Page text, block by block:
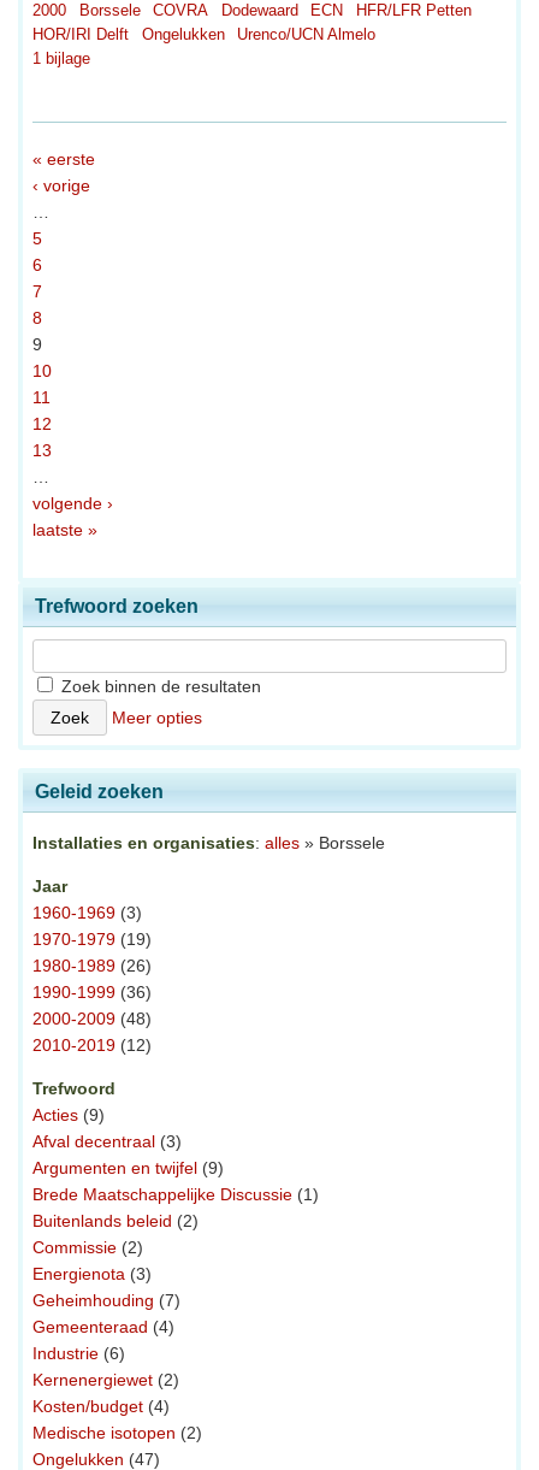
2000
Borssele COVRA Dodewaard ECN
HFR/LFR Petten
HOR/IRI Delft
Ongelukken
Urenco/UCN Almelo
1 bijlage
« eerste
‹ vorige
…
5
6
7
8
9
10
11
12
13
…
volgende ›
laatste »
Trefwoord zoeken
Zoek binnen de resultaten
Meer opties
Geleid zoeken
Installaties en organisaties: alles » Borssele
Jaar
1960-1969 (3)
1970-1979 (19)
1980-1989 (26)
1990-1999 (36)
2000-2009 (48)
2010-2019 (12)
Trefwoord
Acties (9)
Afval decentraal (3)
Argumenten en twijfel (9)
Brede Maatschappelijke Discussie (1)
Buitenlands beleid (2)
Commissie (2)
Energienota (3)
Geheimhouding (7)
Gemeenteraad (4)
Industrie (6)
Kernenergiewet (2)
Kosten/budget (4)
Medische isotopen (2)
Ongelukken (47)